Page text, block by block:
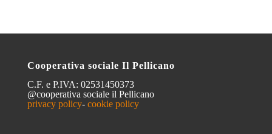
Cooperativa sociale Il Pellicano
C.F. e P.IVA: 02531450373
@cooperativa sociale il Pellicano
privacy policy- cookie policy